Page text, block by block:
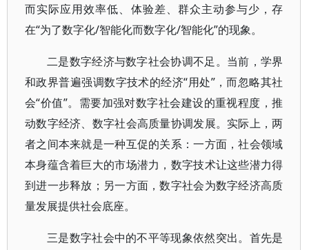
而实际应用效率低、体验差、群众主动参与少，存
在“为了数字化/智能化而数字化/智能化”的现象。
二是数字经济与数字社会协调不足。当前，学界
和政界普遍强调数字技术的经济“用处”，而忽略其社
会“价值”。需要加强对数字社会建设的重视程度，推
动数字经济、数字社会高质量协调发展。实际上，两
者之间本来就是一种互促的关系：一方面，社会领域
本身蕴含着巨大的市场潜力，数字技术让这些潜力得
到进一步释放；另一方面，数字社会为数字经济高质
量发展提供社会底座。
三是数字社会中的不平等现象依然突出。首先是